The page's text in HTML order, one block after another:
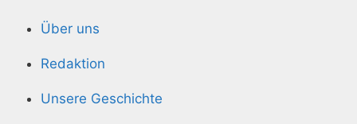
Über uns
Redaktion
Unsere Geschichte